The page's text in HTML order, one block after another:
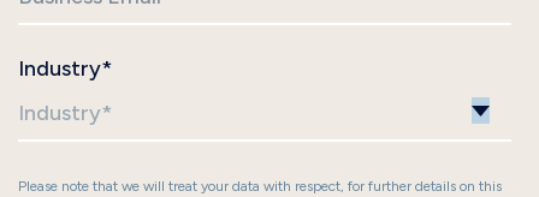
Industry*
Please note that we will treat your data with respect, for further details on this